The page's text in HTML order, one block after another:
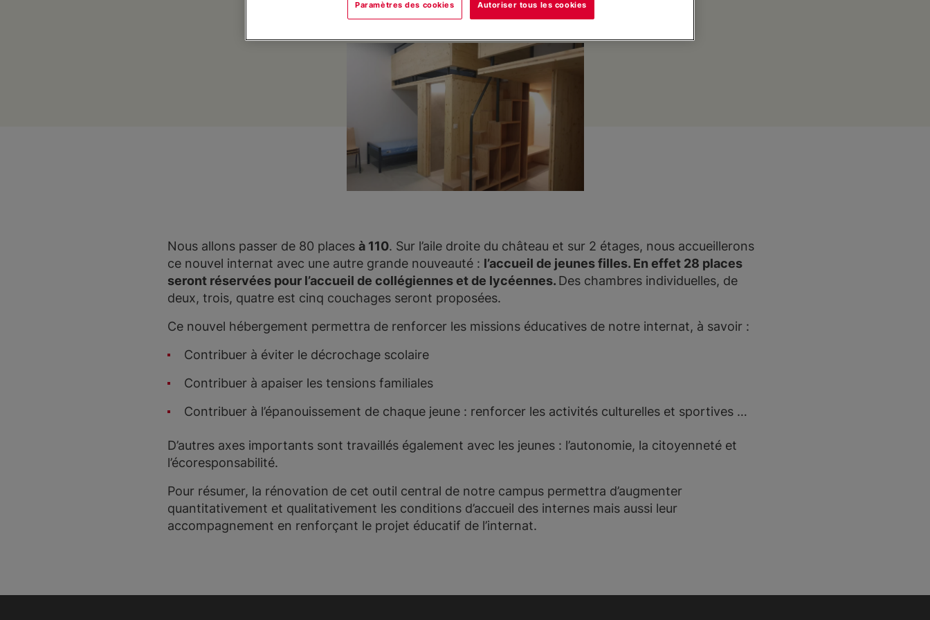
Nous allons passer de 80 places à 110. Sur l’aile droite du château et sur 2 étages, nous accueillerons
ce nouvel internat avec une autre grande nouveauté : l’accueil de jeunes filles. En effet 28 places
seront réservées pour l’accueil de collégiennes et de lycéennes. Des chambres individuelles, de
deux, trois, quatre est cinq couchages seront proposées.
Ce nouvel hébergement permettra de renforcer les missions éducatives de notre internat, à savoir :
Contribuer à éviter le décrochage scolaire
Contribuer à apaiser les tensions familiales
Contribuer à l’épanouissement de chaque jeune : renforcer les activités culturelles et sportives …
D’autres axes importants sont travaillés également avec les jeunes : l’autonomie, la citoyenneté et
l’écoresponsabilité.
Pour résumer, la rénovation de cet outil central de notre campus permettra d’augmenter
quantitativement et qualitativement les conditions d’accueil des internes mais aussi leur
accompagnement en renforçant le projet éducatif de l’internat.
Paramètres des cookies Autoriser tous les cookies